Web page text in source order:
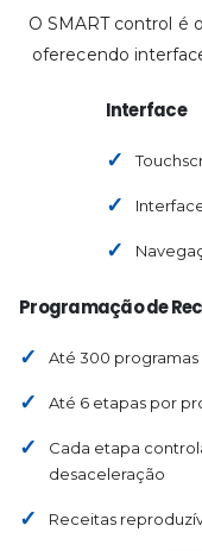
O SMART control é
oferecendo
Interface
Programação de
Até 300 programas
Até 6 etapas por
Cada etapa
desaceleração
Receitas